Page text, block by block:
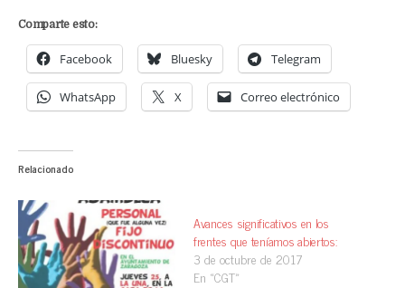
Comparte esto:
Facebook Bluesky Telegram
WhatsApp X Correo electrónico
Relacionado
Avances significativos en los
frentes que teníamos abiertos:
3 de octubre de 2017
En «CGT»